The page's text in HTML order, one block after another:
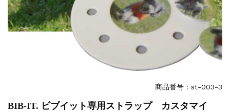
商品番号：st-003-3
BIB-IT. ビブイット専用ストラップ カスタマイ